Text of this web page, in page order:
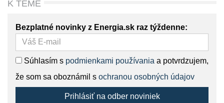
K TÉME
Bezplatné novinky z Energia.sk raz týždenne:
Súhlasím s podmienkami používania a potvrdzujem,
že som sa oboznámil s ochranou osobných údajov
Prihlásiť na odber noviniek